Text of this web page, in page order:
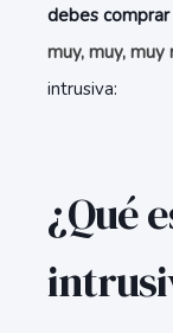
debes
muy, muy,
intrusiva:
¿Qué